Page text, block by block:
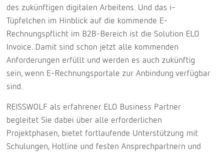
des zukünftigen digitalen Arbeitens. Und das i-
Tüpfelchen im Hinblick auf die kommende E-
Rechnungspflicht im B2B-Bereich ist die Solution ELO
Invoice. Damit sind schon jetzt alle kommenden
Anforderungen erfüllt und werden es auch zukünftig
sein, wenn E-Rechnungsportale zur Anbindung verfügbar
sind.
REISSWOLF als erfahrener ELO Business Partner
begleitet Sie dabei über alle erforderlichen
Projektphasen, bietet fortlaufende Unterstützung mit
Schulungen, Hotline und festen Ansprechpartnern und